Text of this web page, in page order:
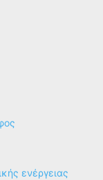
ενέργειας